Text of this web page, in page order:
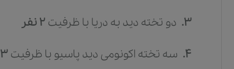
3. دو تخته دید به دریا با ظرفیت2نفر
4. سه تخته اکونومی دید پاسیو با ظرفیت3